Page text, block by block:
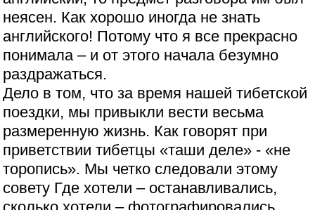
неясен. Как хорошо иногда не знать
английского! Потому что я все прекрасно
понимала – и от этого начала безумно
раздражаться.
Дело в том, что за время нашей тибетской
поездки, мы привыкли вести весьма
размеренную жизнь. Как говорят при
приветствии тибетцы «таши деле» - «не
торопись». Мы четко следовали этому
совету Где хотели – останавливались,